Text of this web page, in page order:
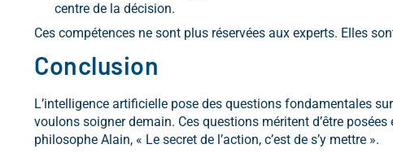
centre de la décision.
Ces compétences ne sont plus réservées aux experts. Elles
Conclusion
L’intelligence artificielle pose des questions fondamentales
voulons soigner demain. Ces questions méritent d’être
philosophe Alain, « Le secret de l’action, c’est de s’y mettre ».